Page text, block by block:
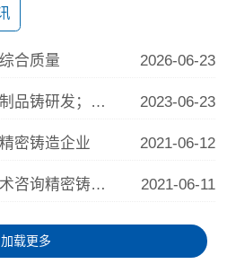
合质量 2026-06-23
合川精铸铝墨及碳素制品铸研发；精铸 2023-06-23
密铸造企业 2021-06-12
合川销售精密铸造技术咨询精密铸造产品价格 2021-06-11
加载更多